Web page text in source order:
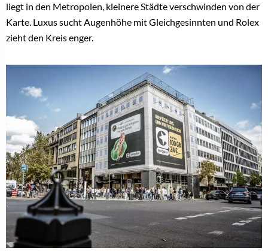
liegt in den Metropolen, kleinere Städte verschwinden von der
Karte. Luxus sucht Augenhöhe mit Gleichgesinnten und Rolex
zieht den Kreis enger.